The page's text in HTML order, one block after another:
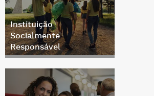
Instituição
Socialmente
Responsável